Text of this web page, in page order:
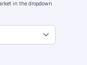
in the dropdown